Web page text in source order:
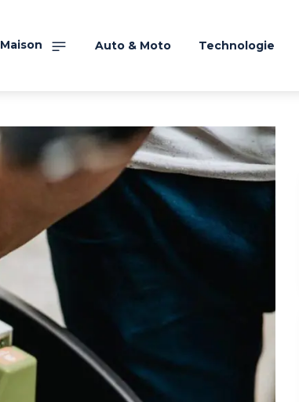
Maison Auto & Moto Technologie